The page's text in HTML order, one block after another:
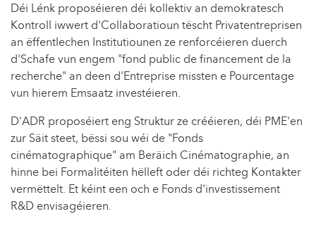
Déi Lénk proposéieren déi kollektiv an demokratesch
Kontroll iwwert d'Collaboratioun tëscht Privatentreprisen
an ëffentlechen Institutiounen ze renforcéieren duerch
d'Schafe vun engem "fond public de financement de la
recherche" an deen d'Entreprise missten e Pourcentage
vun hierem Emsaatz investéieren.
D'ADR proposéiert eng Struktur ze crééieren, déi PME'en
zur Säit steet, bëssi sou wéi de "Fonds
cinématographique" am Beräich Cinématographie, an
hinne bei Formalitéiten hëlleft oder déi richteg Kontakter
vermëttelt. Et kéint een och e Fonds d'investissement
R&D envisagéieren.